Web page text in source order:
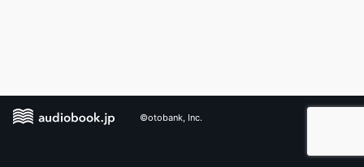
©otobank, Inc.